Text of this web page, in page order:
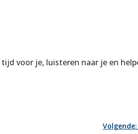
voor je, luisteren naar je en
Volgende: